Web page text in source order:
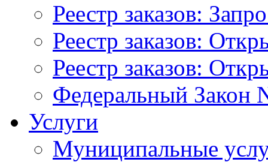
Реестр заказов:
Реестр заказов:
Реестр заказов:
Федеральный Закон
Услуги
Муниципальные